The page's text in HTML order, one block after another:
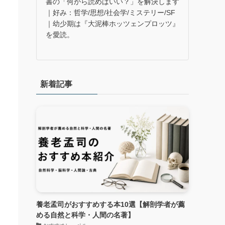
｜好み：哲学/思想/社会学/ミステリー/SF
｜幼少期は『大泥棒ホッツェンプロッツ』
を愛読。
新着記事
養老孟司がおすすめする本10選【解剖学者が薦
める自然と科学・人間の名著】